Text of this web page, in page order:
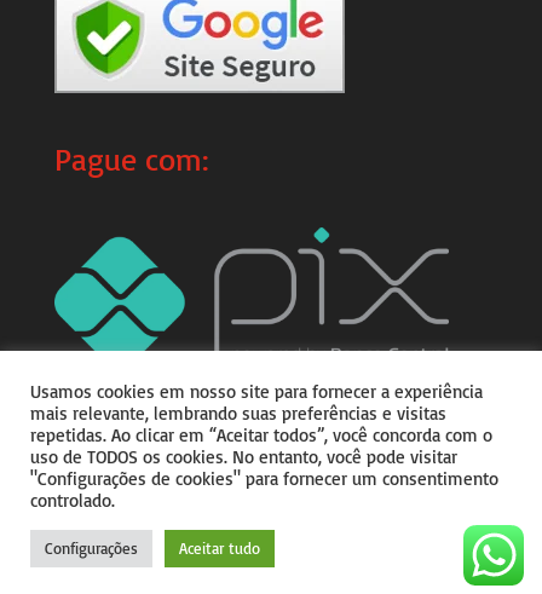
Pague com:
Jeitim
Desenvolvido por
Usamos cookies em nosso site para fornecer a experiência
mais relevante, lembrando suas preferências e visitas
repetidas. Ao clicar em “Aceitar todos”, você concorda com o
uso de TODOS os cookies. No entanto, você pode visitar
"Configurações de cookies" para fornecer um consentimento
controlado.
Configurações Aceitar tudo